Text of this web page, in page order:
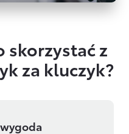
skorzystać z
za kluczyk?